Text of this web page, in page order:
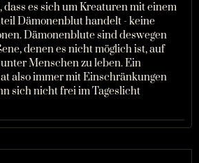
es sich um Kreaturen mit einem
Dämonenblut handelt - keine
Dämonenblute sind deswegen
denen es nicht möglich ist, auf
Menschen zu leben. Ein
also immer mit Einschränkungen
sich nicht frei im Tageslicht